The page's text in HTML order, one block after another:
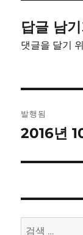
답글 남기
댓글을 달기
탐
발행됨
2016년
검